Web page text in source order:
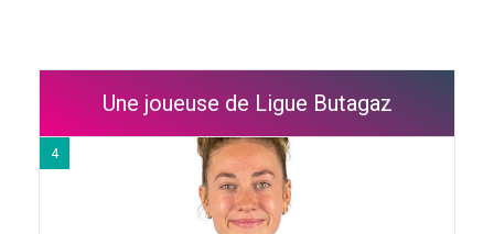
Une joueuse de Ligue Butagaz
4